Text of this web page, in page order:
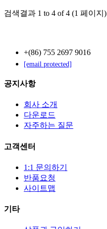
검색결과 1 to 4 of 4 (1 페이지)
+(86) 755 2697 9016
[email protected]
공지사항
회사 소개
다운로드
자주하는 질문
고객센터
1:1 문의하기
반품요청
사이트맵
기타